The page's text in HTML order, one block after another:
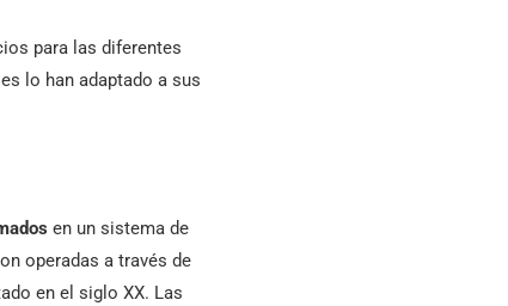
para las diferentes
lo han adaptado a sus
en un sistema de
operadas a través de
en el siglo XX. Las